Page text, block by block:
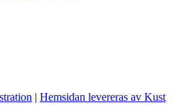
| Hemsidan levereras av Kust